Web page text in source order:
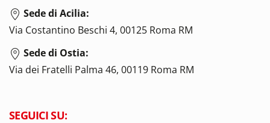
Sede di Acilia:
Via Costantino Beschi 4, 00125 Roma RM
Sede di Ostia:
Via dei Fratelli Palma 46, 00119 Roma RM
SEGUICI SU: